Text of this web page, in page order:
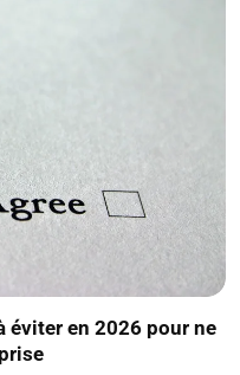
éviter en 2026 pour ne